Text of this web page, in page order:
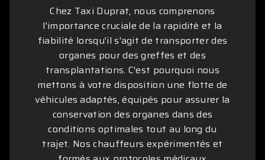
Chez Taxi Duprat, nous comprenons
l'importance cruciale de la rapidité et la
fiabilité lorsqu'il s'agit de transporter des
organes pour des greffes et des
transplantations. C'est pourquoi nous
mettons à votre disposition une flotte de
véhicules adaptés, équipés pour assurer la
conservation des organes dans des
conditions optimales tout au long du
trajet. Nos chauffeurs expérimentés et